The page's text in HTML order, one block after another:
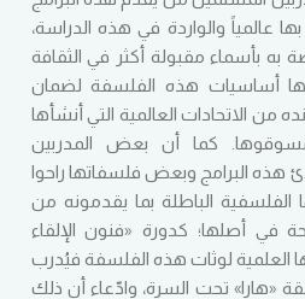
عالمياً والواردة في هذه الدراسة،
بأسماء مقبولة أكثر في الثقافة
أساسيات هذه الفلسفة لضمان
من الاتحادات العالمية التي أنشأها
كما أن بعض المدربين
هذه البرامج وبعض فلسفاتها راحوا
الفلسفية الباطلة بما يقدمونه من
في أصلها؛ كدورة «فنون الإلقاء
العلمية لوثات هذه الفلسفة فيُدرب
«هارا» تحت السرة، وادّعاء أن ذلك